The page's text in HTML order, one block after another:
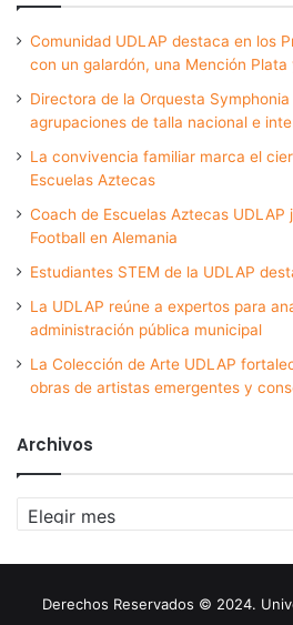
Comunidad UDLAP destaca en los
con un galardón, una Mención
Directora de la Orquesta
agrupaciones de talla nacional e
La convivencia familiar marca el
Escuelas Aztecas
Coach de Escuelas Aztecas UDLAP
Football en Alemania
Estudiantes STEM de la UDLAP
La UDLAP reúne a expertos para
administración pública municipal
La Colección de Arte UDLAP
obras de artistas emergentes y
Archivos
Archivos
Derechos Reservados © 2024.